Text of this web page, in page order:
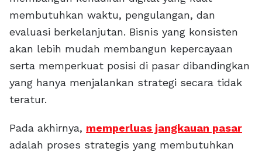
membutuhkan waktu, pengulangan, dan
evaluasi berkelanjutan. Bisnis yang konsisten
akan lebih mudah membangun kepercayaan
serta memperkuat posisi di pasar dibandingkan
yang hanya menjalankan strategi secara tidak
teratur.
Pada akhirnya, memperluas jangkauan pasar
adalah proses strategis yang membutuhkan